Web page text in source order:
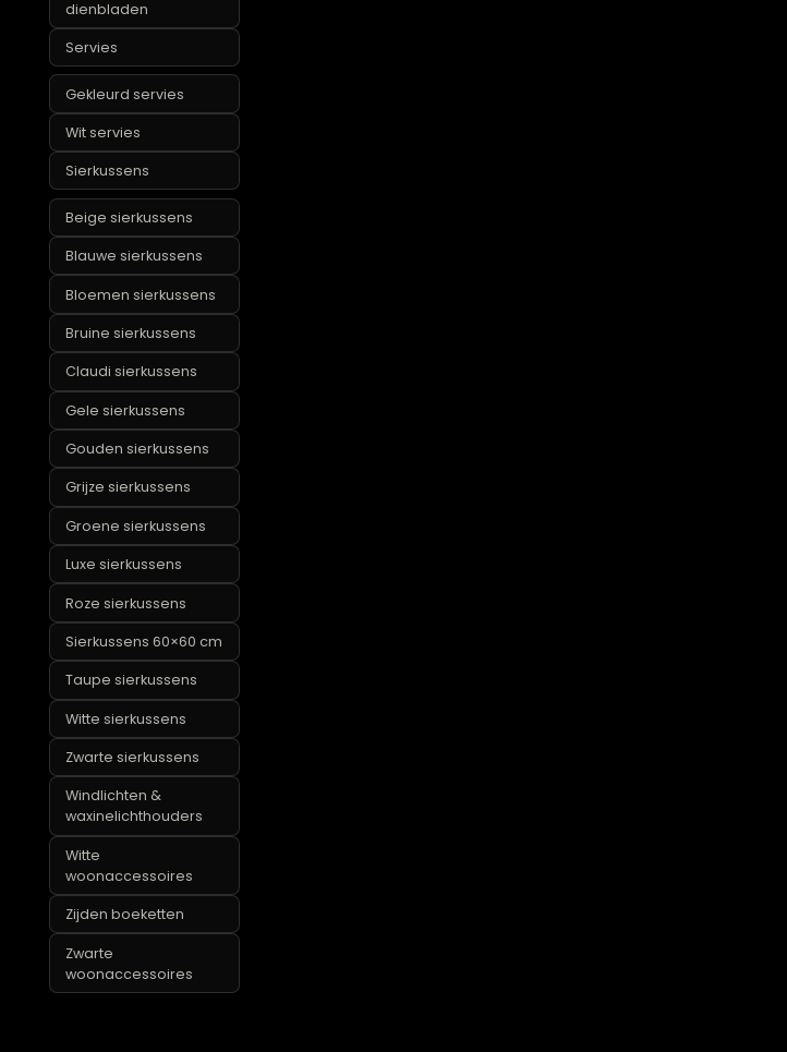
Ronde vazen
Roze vazen
woonaccessoires
Roze
woonaccessoires
Scandinavische
woonaccessoires
Schalen &
dienbladen
Servies
Gekleurd servies
Wit servies
Sierkussens
Beige sierkussens
Blauwe sierkussens
Bloemen sierkussens
Bruine sierkussens
Claudi sierkussens
Gele sierkussens
Gouden sierkussens
Grijze sierkussens
Groene sierkussens
Luxe sierkussens
Roze sierkussens